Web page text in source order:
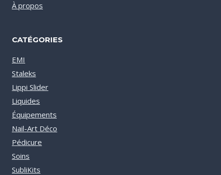
À propos
CATÉGORIES
EMI
Staleks
Lippi Slider
Liquides
Équipements
Nail-Art Déco
Pédicure
Soins
SubliKits